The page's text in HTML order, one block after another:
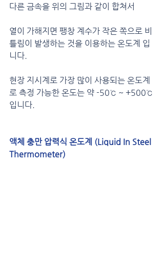
다른 금속을 위의 그림과 같이 합쳐서
열이 가해지면 팽창 계수가 작은 쪽으로 비
틀림이 발생하는 것을 이용하는 온도계 입
니다.
현장 지시계로 가장 많이 사용되는 온도계
로 측정 가능한 온도는 약 -50℃ ~ +500℃
입니다.
액체 충만 압력식 온도계 (Liquid In Steel
Thermometer)